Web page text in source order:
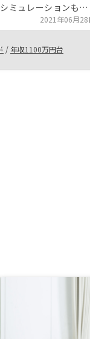
ミュレーションも明
段などもなく、諸経
された通りのものだ
でのやり取りも、返
きた。物件の中でも仕
し悪しやスクリーニ
2021年06月28
/ 年収1100万円台